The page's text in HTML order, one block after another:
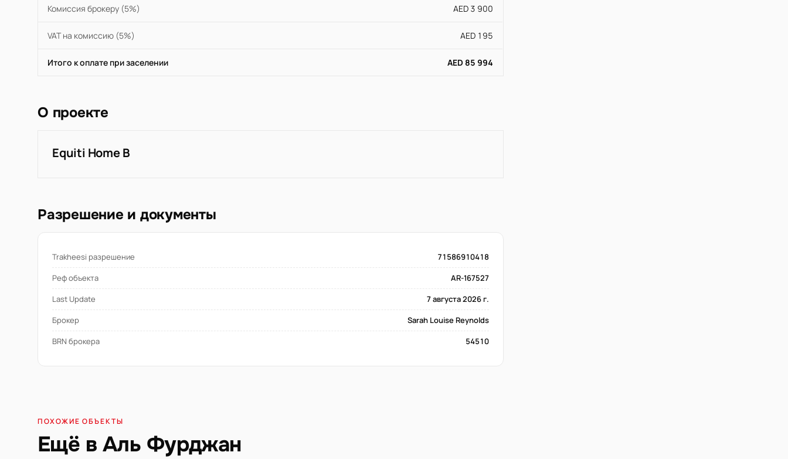
Комиссия брокеру (5%) AED 3 900
VAT на комиссию (5%) AED 195
Итого к оплате при заселении AED 85 994
О проекте
Equiti Home B
Разрешение и документы
Trakheesi разрешение
71586910418
Реф объекта
AR-167527
Last Update
7 августа 2026 г.
Брокер
Sarah Louise Reynolds
BRN брокера
54510
ПОХОЖИЕ ОБЪЕКТЫ
Ещё в Аль Фурджан